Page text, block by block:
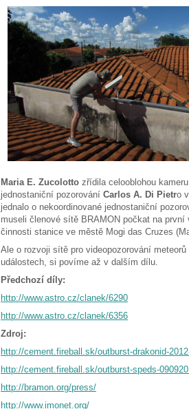
Maria E. Zucolotto zřídila celooblohou
jednostaniční pozorování Carlos A. Di Pietro
jednalo o nekoordinované jednostaniční
museli členové sítě BRAMON počkat na
činnosti stanice ve městě Mogi das Cruzes
Ale o rozvoji sítě pro videopozorování
událostech, si povíme až v dalším dílu.
Předchozí díly:
http://www.astro.cz/clanek/6290
http://www.astro.cz/clanek/6356
Zdroj:
http://cement.fireball.sk/outburst-drakonid-
http://cement.fireball.sk/outburst-speds-
http://bramon.org/press/
http://www.imonet.org/